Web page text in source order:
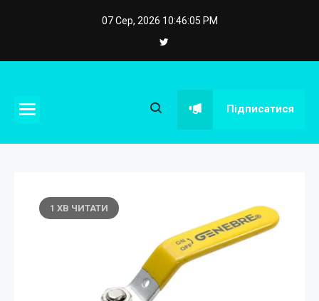
07 Сер, 2026 10:46:06 PM
eposstroy.com.ua Підписатися
1 ХВ ЧИТАТИ